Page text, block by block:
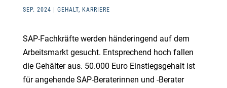
SEP. 2024 GEHALT, KARRIERE
SAP-Fachkräfte werden händeringend auf dem
Arbeitsmarkt gesucht. Entsprechend hoch fallen
die Gehälter aus. 50.000 Euro Einstiegsgehalt ist
für angehende SAP-Beraterinnen und -Berater